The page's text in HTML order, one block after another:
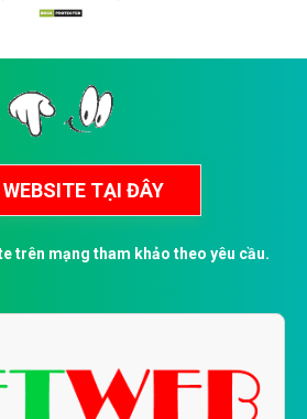
trên mạng tham khảo theo yêu cầu.